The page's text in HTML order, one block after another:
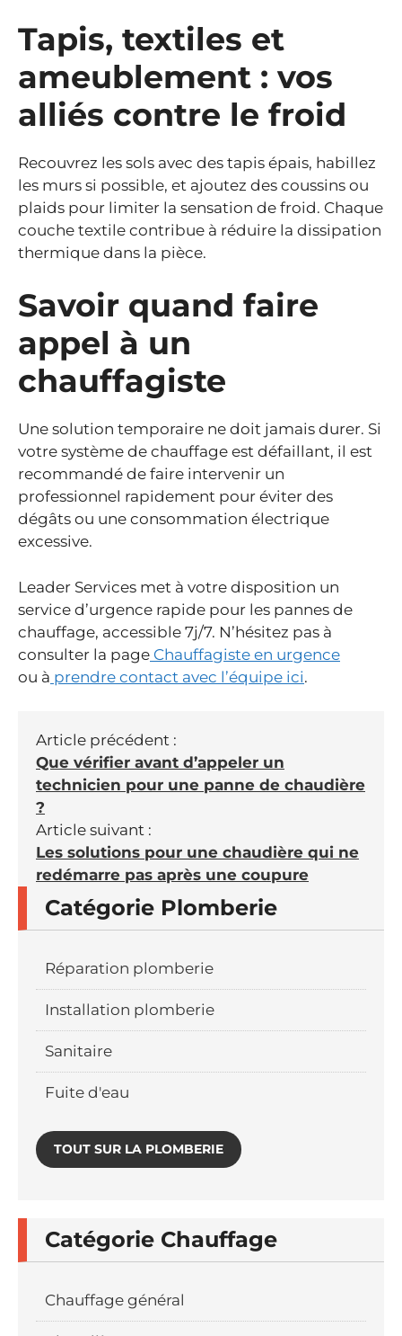
Tapis, textiles et
ameublement : vos
alliés contre le froid
Recouvrez les sols avec des tapis épais, habillez
les murs si possible, et ajoutez des coussins ou
plaids pour limiter la sensation de froid. Chaque
couche textile contribue à réduire la dissipation
thermique dans la pièce.
Savoir quand faire
appel à un
chauffagiste
Une solution temporaire ne doit jamais durer. Si
votre système de chauffage est défaillant, il est
recommandé de faire intervenir un
professionnel rapidement pour éviter des
dégâts ou une consommation électrique
excessive.
Leader Services met à votre disposition un
service d’urgence rapide pour les pannes de
chauffage, accessible 7j/7. N’hésitez pas à
consulter la page Chauffagiste en urgence
ou à prendre contact avec l’équipe ici.
Article précédent :
Que vérifier avant d’appeler un
technicien pour une panne de chaudière
?
Article suivant :
Les solutions pour une chaudière qui ne
redémarre pas après une coupure
Catégorie Plomberie
Réparation plomberie
Installation plomberie
Sanitaire
Fuite d'eau
TOUT SUR LA PLOMBERIE
Catégorie Chauffage
Chauffage général